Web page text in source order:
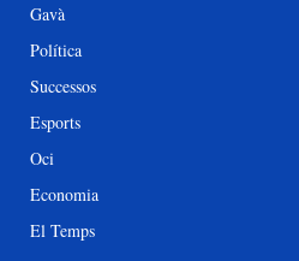
Gavà
Política
Successos
Esports
Oci
Economia
El Temps